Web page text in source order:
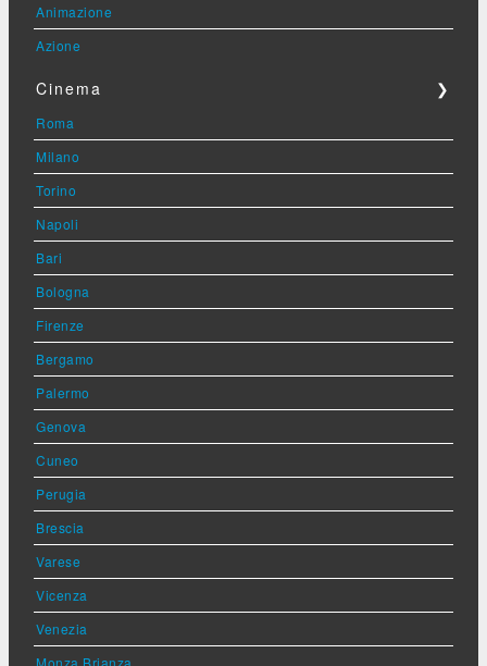
Animazione
Azione
Cinema ❯
Roma
Milano
Torino
Napoli
Bari
Bologna
Firenze
Bergamo
Palermo
Genova
Cuneo
Perugia
Brescia
Varese
Vicenza
Venezia
Monza Brianza